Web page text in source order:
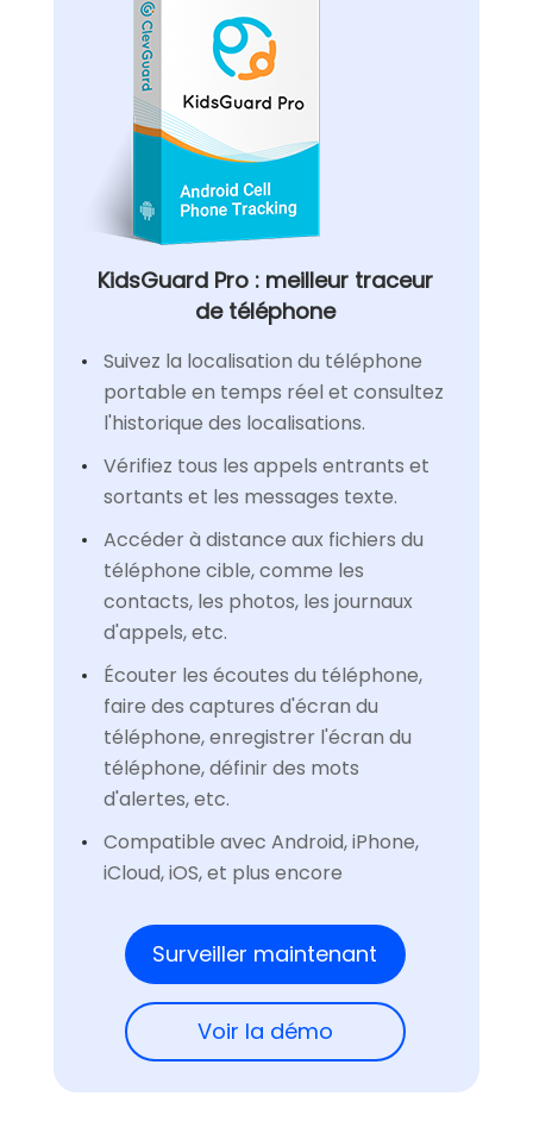
KidsGuard Pro : meilleur traceur
de téléphone
Suivez la localisation du téléphone
portable en temps réel et consultez
l'historique des localisations.
Vérifiez tous les appels entrants et
sortants et les messages texte.
Accéder à distance aux fichiers du
téléphone cible, comme les
contacts, les photos, les journaux
d'appels, etc.
Écouter les écoutes du téléphone,
faire des captures d'écran du
téléphone, enregistrer l'écran du
téléphone, définir des mots
d'alertes, etc.
Compatible avec Android, iPhone,
iCloud, iOS, et plus encore
Surveiller maintenant
Voir la démo